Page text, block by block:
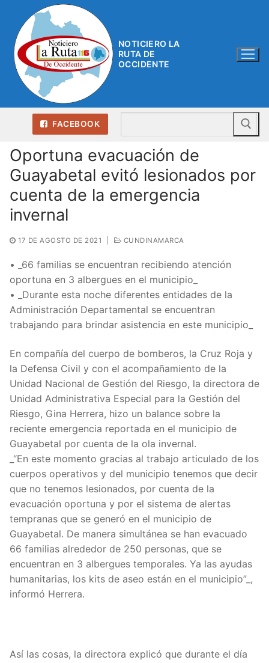
contenido
NOTICIERO LA
RUTA DE
OCCIDENTE
FACEBOOK
Oportuna evacuación de
Guayabetal evitó lesionados por
cuenta de la emergencia
invernal
17 DE AGOSTO DE 2021 CUNDINAMARCA
• _66 familias se encuentran recibiendo atención
oportuna en 3 albergues en el municipio_
• _Durante esta noche diferentes entidades de la
Administración Departamental se encuentran
trabajando para brindar asistencia en este municipio_
En compañía del cuerpo de bomberos, la Cruz Roja y
la Defensa Civil y con el acompañamiento de la
Unidad Nacional de Gestión del Riesgo, la directora de
Unidad Administrativa Especial para la Gestión del
Riesgo, Gina Herrera, hizo un balance sobre la
reciente emergencia reportada en el municipio de
Guayabetal por cuenta de la ola invernal.
_“En este momento gracias al trabajo articulado de los
cuerpos operativos y del municipio tenemos que decir
que no tenemos lesionados, por cuenta de la
evacuación oportuna y por el sistema de alertas
tempranas que se generó en el municipio de
Guayabetal. De manera simultánea se han evacuado
66 familias alrededor de 250 personas, que se
encuentran en 3 albergues temporales. Ya las ayudas
humanitarias, los kits de aseo están en el municipio”_,
informó Herrera.
Así las cosas, la directora explicó que durante el día